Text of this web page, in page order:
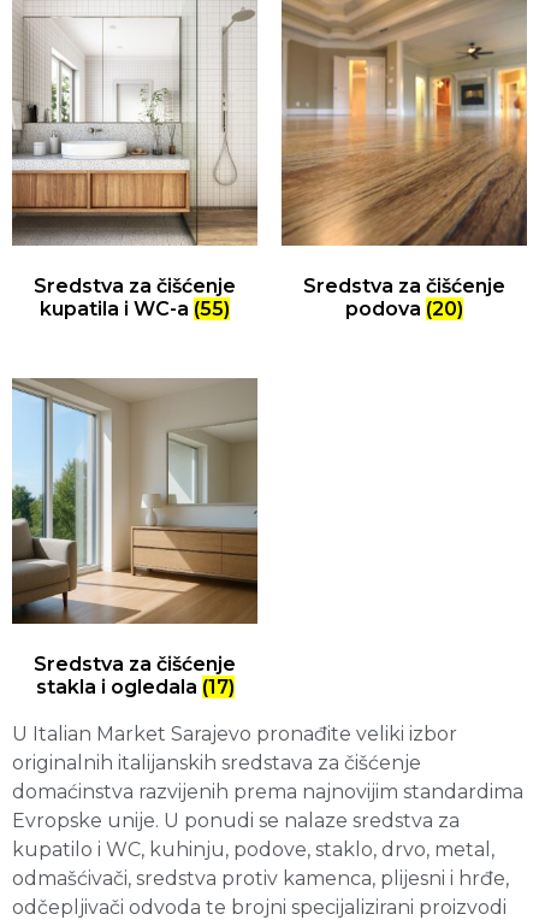
Sredstva za čišćenje
kupatila i WC-a (55)
Sredstva za čišćenje
podova (20)
Sredstva za čišćenje
stakla i ogledala (17)
U Italian Market Sarajevo pronađite veliki izbor
originalnih italijanskih sredstava za čišćenje
domaćinstva razvijenih prema najnovijim standardima
Evropske unije. U ponudi se nalaze sredstva za
kupatilo i WC, kuhinju, podove, staklo, drvo, metal,
odmašćivači, sredstva protiv kamenca, plijesni i hrđe,
odčepljivači odvoda te brojni specijalizirani proizvodi